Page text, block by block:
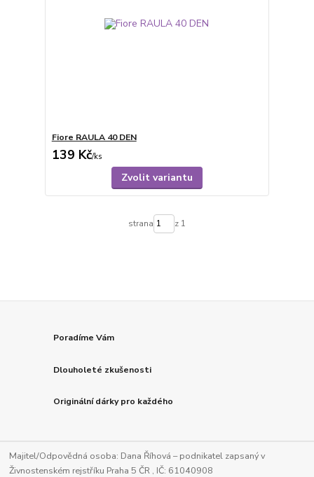
Fiore RAULA 40 DEN
139 Kč/ks
Zvolit variantu
strana z 1
Poradíme Vám
Dlouholeté zkušenosti
Originální dárky pro každého
Majitel/Odpovědná osoba: Dana Říhová – podnikatel zapsaný v
Živnostenském rejstříku Praha 5 ČR , IČ: 61040908